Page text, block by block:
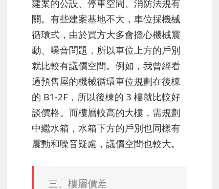
建案的公設、停車空間、消防法規有
關。有些建案基地不大，車位採機械
循環式，由於買方大多會擔心機械震
動、噪音問題，所以車位上方的戶別
就比較有議價空間。例如，我曾經看
過預售屋的機械循環車位規劃在後棟
的 B1-2F，所以後棟的 3 樓就比較好
談價格。而樓層較高的大樓，需規劃
中繼水箱，水箱下方的戶別也同樣有
震動和噪音疑慮，議價空間也較大。
三、樓層價差